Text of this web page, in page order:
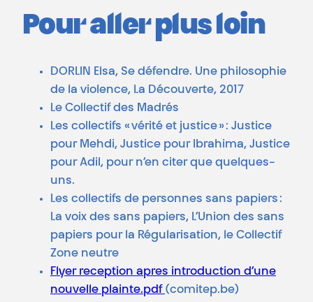
Pour aller plus loin
DORLIN Elsa, Se défendre. Une philosophie
de la violence, La Découverte, 2017
Le Collectif des Madrés
Les collectifs « vérité et justice » : Justice
pour Mehdi, Justice pour Ibrahima, Justice
pour Adil, pour n’en citer que quelques-
uns.
Les collectifs de personnes sans papiers :
La voix des sans papiers, L’Union des sans
papiers pour la Régularisation, le Collectif
Zone neutre
Flyer reception apres introduction d’une
nouvelle plainte.pdf (comitep.be)